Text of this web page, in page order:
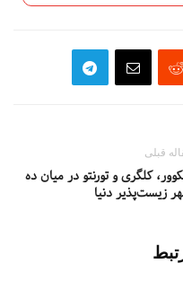
قبلی
کلگری و تورنتو در میان ده
زیست‌پذیر دنیا